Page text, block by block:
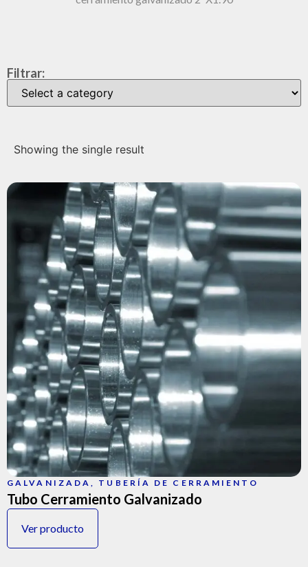
Filtrar:
Showing the single result
GALVANIZADA, TUBERÍA DE CERRAMIENTO
Tubo Cerramiento Galvanizado
Ver producto